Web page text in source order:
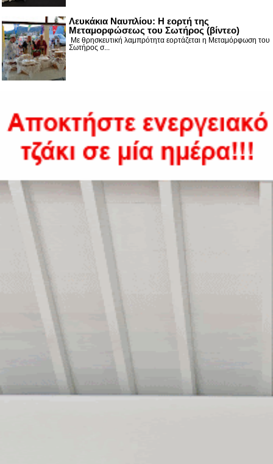
Λευκάκια Ναυπλίου: Η εορτή της
Μεταμορφώσεως του Σωτήρος (βίντεο)
Με θρησκευτική λαμπρότητα εορτάζεται η Μεταμόρφωση του
Σωτήρος σ...